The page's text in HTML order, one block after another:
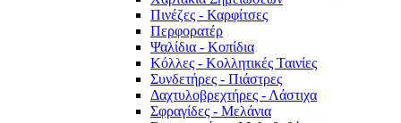
Πινέζες - Καρφίτσες
Περφορατέρ
Ψαλίδια - Κοπίδια
Κόλλες - Κολλητικές Ταινίες
Συνδετήρες - Πιάστρες
Δαχτυλοβρεχτήρες - Λάστιχα
Σφραγίδες - Μελάνια